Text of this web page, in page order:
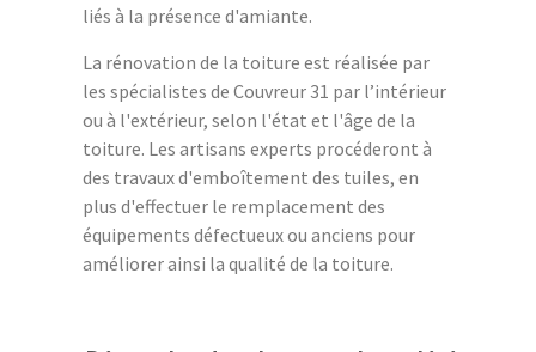
liés à la présence d'amiante.
La rénovation de la toiture est réalisée par
les spécialistes de Couvreur 31 par l’intérieur
ou à l'extérieur, selon l'état et l'âge de la
toiture. Les artisans experts procéderont à
des travaux d'emboîtement des tuiles, en
plus d'effectuer le remplacement des
équipements défectueux ou anciens pour
améliorer ainsi la qualité de la toiture.